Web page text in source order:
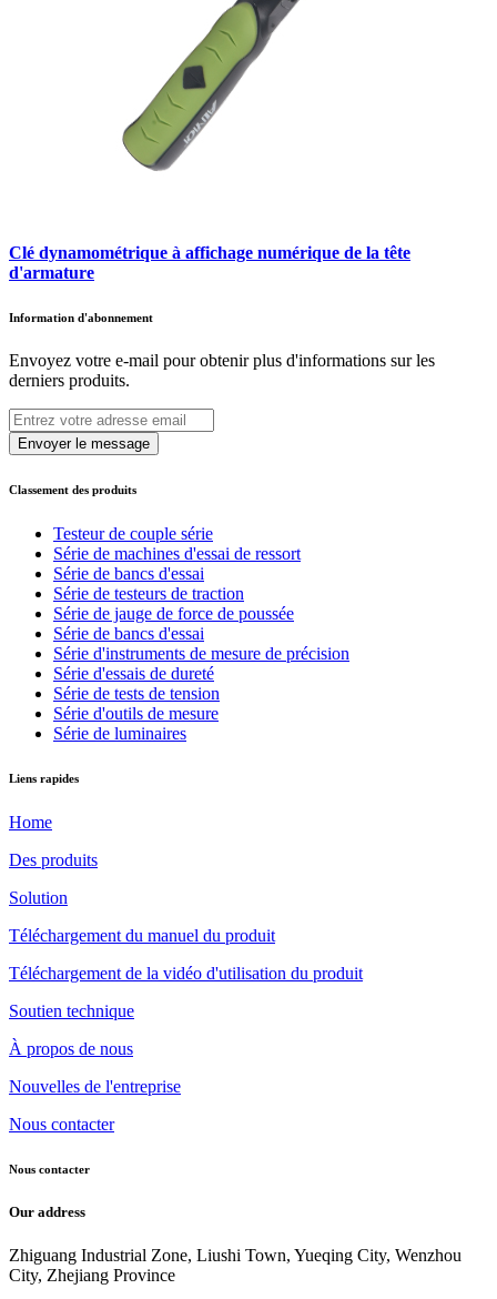
Clé dynamométrique à affichage numérique de la tête
d'armature
Information d'abonnement
Envoyez votre e-mail pour obtenir plus d'informations sur les
derniers produits.
Envoyer le message
Classement des produits
Testeur de couple série
Série de machines d'essai de ressort
Série de bancs d'essai
Série de testeurs de traction
Série de jauge de force de poussée
Série de bancs d'essai
Série d'instruments de mesure de précision
Série d'essais de dureté
Série de tests de tension
Série d'outils de mesure
Série de luminaires
Liens rapides
Home
Des produits
Solution
Téléchargement du manuel du produit
Téléchargement de la vidéo d'utilisation du produit
Soutien technique
À propos de nous
Nouvelles de l'entreprise
Nous contacter
Nous contacter
Our address
Zhiguang Industrial Zone, Liushi Town, Yueqing City, Wenzhou
City, Zhejiang Province